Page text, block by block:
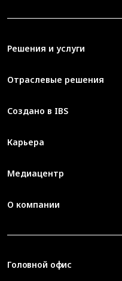
Решения и услуги
Отраслевые решения
Создано в IBS
Карьера
Медиацентр
О компании
Головной офис